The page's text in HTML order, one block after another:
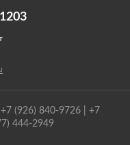
(926) 840-9726 | +7
444-2949